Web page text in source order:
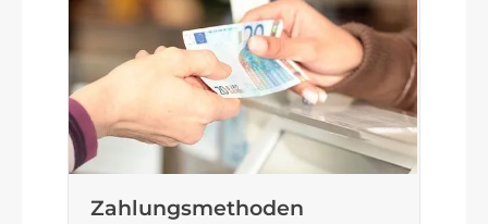
Zahlungsmethoden